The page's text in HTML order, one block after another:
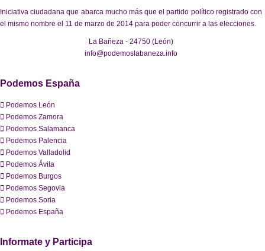
Iniciativa ciudadana que abarca mucho más que el partido político registrado con
el mismo nombre el 11 de marzo de 2014 para poder concurrir a las elecciones.
La Bañeza - 24750 (León)
info@podemoslabaneza.info
Podemos España
Podemos León
Podemos Zamora
Podemos Salamanca
Podemos Palencia
Podemos Valladolid
Podemos Ávila
Podemos Burgos
Podemos Segovia
Podemos Soria
Podemos España
Informate y Participa